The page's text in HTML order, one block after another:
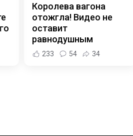
Королева вагона
отожгла! Видео не
оставит
равнодушным
233 54 34